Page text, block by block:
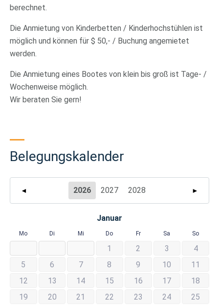
berechnet.
Die Anmietung von Kinderbetten / Kinderhochstühlen ist
möglich und können für $ 50,- / Buchung angemietet
werden.
Die Anmietung eines Bootes von klein bis groß ist Tage- /
Wochenweise möglich.
Wir beraten Sie gern!
Belegungskalender
◄ 2026 2027 2028 ►
Januar
Mo Di Mi Do Fr Sa So
1 2 3
4
5
6 7 8 9 10
11
12
13 14 15 16 17
18
19
20 21 22 23 24 25